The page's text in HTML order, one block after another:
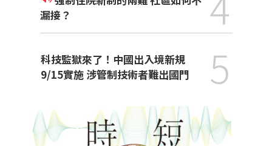
漏接？
科技監獄來了！中國出入境新規
9/15實施 涉管制技術者難出國門
5